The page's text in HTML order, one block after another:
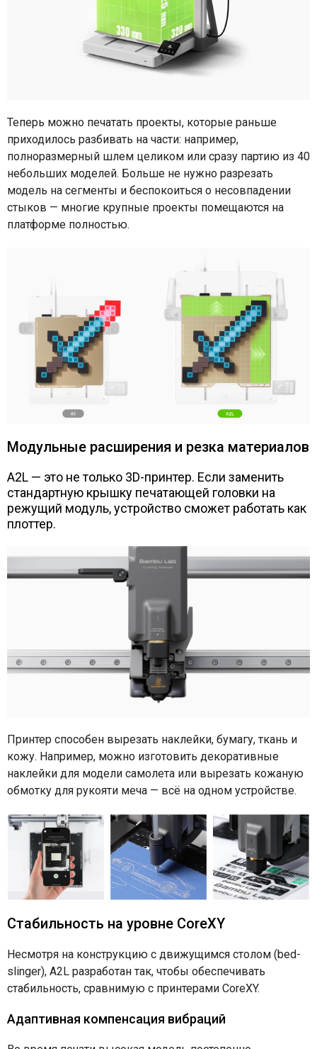
Теперь можно печатать проекты, которые раньше
приходилось разбивать на части: например,
полноразмерный шлем целиком или сразу партию из 40
небольших моделей. Больше не нужно разрезать
модель на сегменты и беспокоиться о несовпадении
стыков — многие крупные проекты помещаются на
платформе полностью.
Модульные расширения и резка материалов
A2L — это не только 3D-принтер. Если заменить
стандартную крышку печатающей головки на
режущий модуль, устройство сможет работать как
плоттер.
Принтер способен вырезать наклейки, бумагу, ткань и
кожу. Например, можно изготовить декоративные
наклейки для модели самолета или вырезать кожаную
обмотку для рукояти меча — всё на одном устройстве.
Стабильность на уровне CoreXY
Несмотря на конструкцию с движущимся столом (bed-
slinger), A2L разработан так, чтобы обеспечивать
стабильность, сравнимую с принтерами CoreXY.
Адаптивная компенсация вибраций